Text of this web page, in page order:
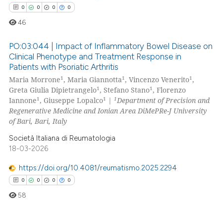
how this article has been
atscite.ai
shows how a scientific paper
been cited by providing the
describing whether
mentions, or contrasts
claim, and a label
in which section the
was made.
0 0 0 0
Citing Publications
Supporting
Mentioning
Contrasting
how this article has been
atscite.ai
shows how a scientific paper
46
PO:03:044 | Impact of Inflammatory Bowel Disease on
Clinical Phenotype and Treatment Response in
Patients with Psoriatic Arthritis
Maria Morrone1 , Maria Giannotta1 , Vincenzo Venerito1 ,
Greta Giulia Dipietrangelo1 , Stefano Stano1 , Florenzo
Iannone1 , Giuseppe Lopalco1 |1 Department of Precision and
Regenerative Medicine and Ionian Area DiMePRe-J University
of Bari, Bari, Italy
Società Italiana di Reumatologia
18-03-2026
https://doi.org/10.4081/reumatismo.2025.2294
0 0 0 0
58